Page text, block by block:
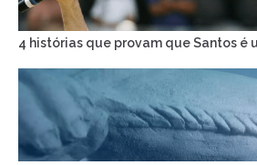
4 histórias que provam que Santos é